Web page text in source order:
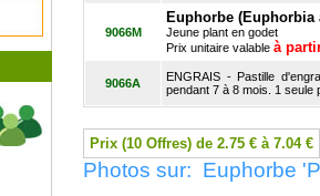
9066M
Euphorbe
Jeune plant en godet
Prix unitaire valable à
9066A
ENGRAIS - Pastille
pendant 7 à 8 mois. 1 seule
Prix (10 Offres) de 2.75 € à 7.04 €
Photos sur: Euphorbe